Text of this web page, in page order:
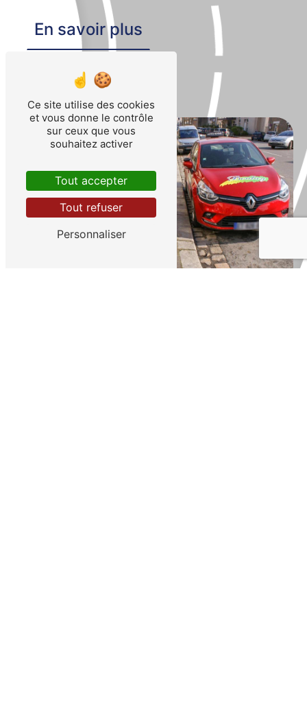
En savoir plus
Contactez-nous
Ce site utilise des cookies
et vous donne le contrôle
sur ceux que vous
souhaitez activer
Tout accepter
Tout refuser
Personnaliser